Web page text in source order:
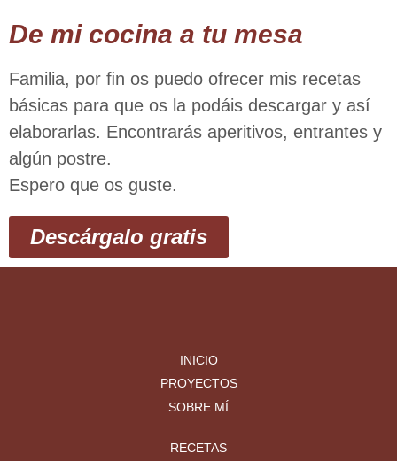
De mi cocina a tu mesa
Familia, por ﬁn os puedo ofrecer mis recetas
básicas para que os la podáis descargar y así
elaborarlas. Encontrarás aperitivos, entrantes y
algún postre.
Espero que os guste.
Descárgalo gratis
INICIO
PROYECTOS
SOBRE MÍ
RECETAS